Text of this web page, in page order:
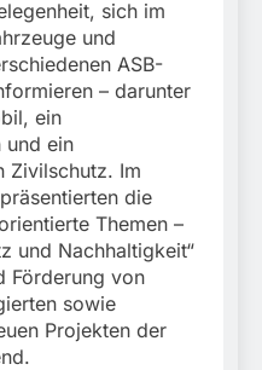
sich im
und
ASB-
– darunter
ein
und ein
Zivilschutz. Im
die
Themen –
und Nachhaltigkeit“
Förderung von
sowie
Projekten der